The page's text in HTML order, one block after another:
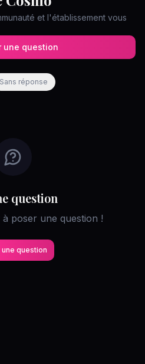
et l'établissement vous
une question
Sans réponse
question
poser une question !
question